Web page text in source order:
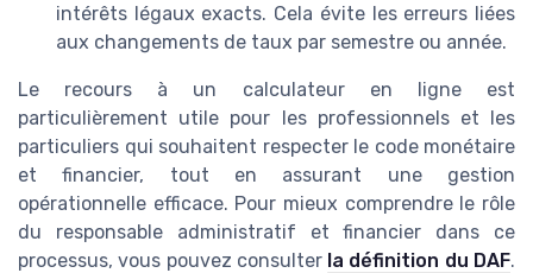
intérêts légaux exacts. Cela évite les erreurs liées
aux changements de taux par semestre ou année.
Le recours à un calculateur en ligne est
particulièrement utile pour les professionnels et les
particuliers qui souhaitent respecter le code monétaire
et financier, tout en assurant une gestion
opérationnelle efficace. Pour mieux comprendre le rôle
du responsable administratif et financier dans ce
processus, vous pouvez consulter la définition du DAF.